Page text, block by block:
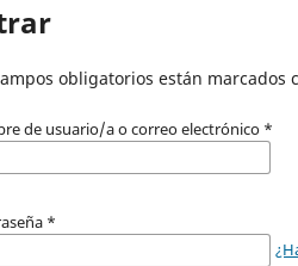
obligatorios están marcados
de usuario/a o correo electrónico *
*